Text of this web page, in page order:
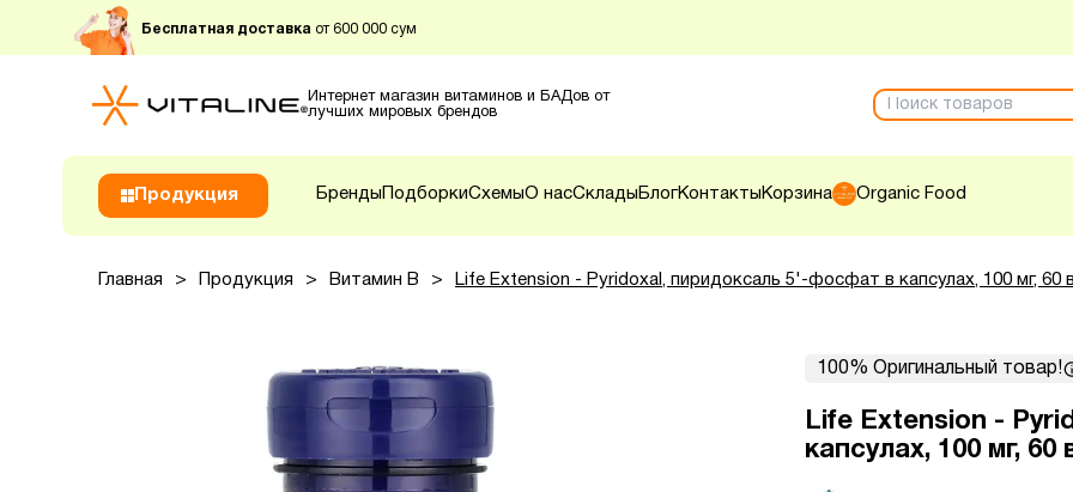
Бесплатная доставка от 600 000 сум
Интернет магазин витаминов и БАДов от
лучших мировых брендов
Продукция Бренды ПодборкиСхемыО насСклады БлогКонтакты Корзина Organic Food
Главная > Продукция > Витамин B > Life Extension - Pyridoxal, пиридоксаль 5'-фосфат в капсулах, 100 мг, 60
100% Оригинальный товар!
Life Extension -
капсулах, 100 мг, 60